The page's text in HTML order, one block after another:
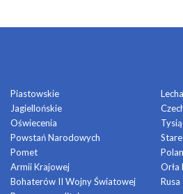
Piastowskie
Jagiellońskie
Oświecenia
Powstań Narodowych
Pomet
Armii Krajowej
Bohaterów II Wojny Światowej
Lecha
Polan
Orła
Rusa